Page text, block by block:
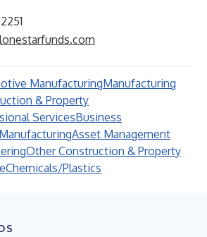
ManufacturingManufacturing
& Property
ServicesBusiness
Asset Management
Other Construction & Property
Chemicals/Plastics